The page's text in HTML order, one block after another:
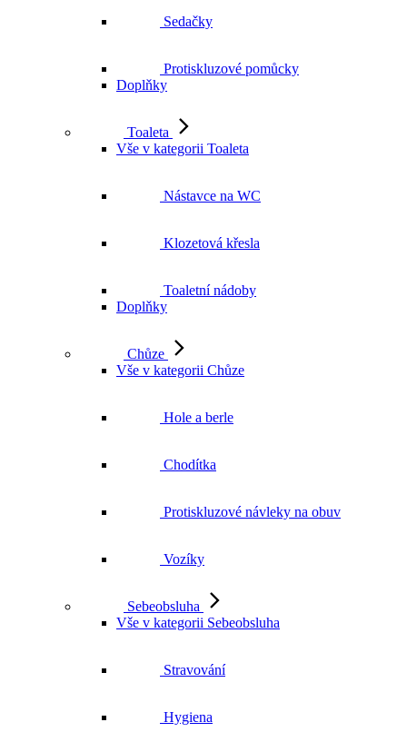
Sedačky
Protiskluzové pomůcky
Doplňky
Toaleta
Vše v kategorii Toaleta
Nástavce na WC
Klozetová křesla
Toaletní nádoby
Doplňky
Chůze
Vše v kategorii Chůze
Hole a berle
Chodítka
Protiskluzové návleky na obuv
Vozíky
Sebeobsluha
Vše v kategorii Sebeobsluha
Stravování
Hygiena